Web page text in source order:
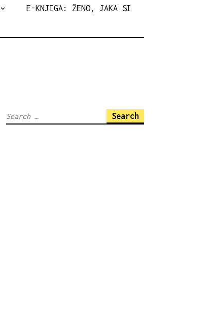
E-KNJIGA: ŽENO, JAKA SI
Search